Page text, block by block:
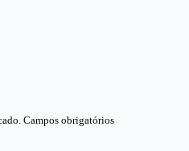
Campos obrigatórios